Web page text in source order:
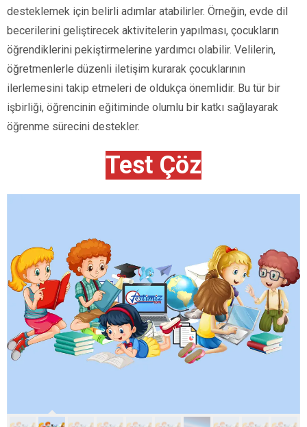
desteklemek için belirli adımlar atabilirler. Örneğin, evde dil
becerilerini geliştirecek aktivitelerin yapılması, çocukların
öğrendiklerini pekiştirmelerine yardımcı olabilir. Velilerin,
öğretmenlerle düzenli iletişim kurarak çocuklarının
ilerlemesini takip etmeleri de oldukça önemlidir. Bu tür bir
işbirliği, öğrencinin eğitiminde olumlu bir katkı sağlayarak
öğrenme sürecini destekler.
Test Çöz